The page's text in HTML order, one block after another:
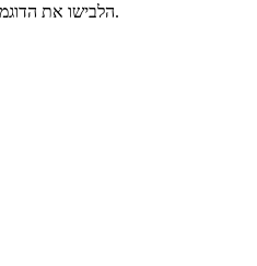
הלבישו את הדוגמנית בבגדי מעצבים לקראת תצוגת אופנה לעונה חדשה.